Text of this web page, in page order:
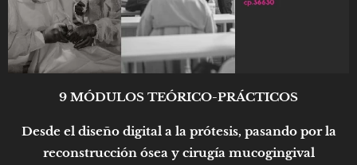
9 MÓDULOS TEÓRICO-PRÁCTICOS
Desde el diseño digital a la prótesis, pasando por la
reconstrucción ósea y cirugía mucogingival